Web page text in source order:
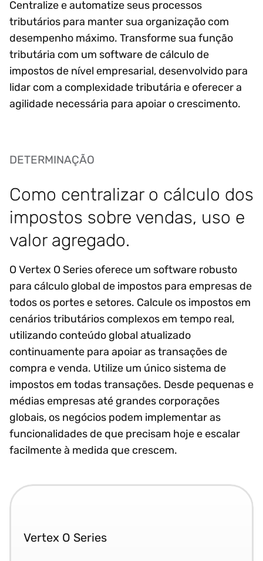
Centralize e automatize seus processos
tributários para manter sua organização com
desempenho máximo. Transforme sua função
tributária com um software de cálculo de
impostos de nível empresarial, desenvolvido para
lidar com a complexidade tributária e oferecer a
agilidade necessária para apoiar o crescimento.
DETERMINAÇÃO
Como centralizar o cálculo dos
impostos sobre vendas, uso e
valor agregado.
O Vertex O Series oferece um software robusto
para cálculo global de impostos para empresas de
todos os portes e setores. Calcule os impostos em
cenários tributários complexos em tempo real,
utilizando conteúdo global atualizado
continuamente para apoiar as transações de
compra e venda. Utilize um único sistema de
impostos em todas transações. Desde pequenas e
médias empresas até grandes corporações
globais, os negócios podem implementar as
funcionalidades de que precisam hoje e escalar
facilmente à medida que crescem.
Vertex O Series